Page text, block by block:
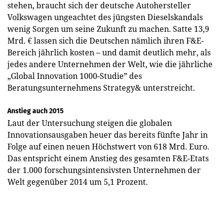
stehen, braucht sich der deutsche Autohersteller
Volkswagen ungeachtet des jüngsten Dieselskandals
wenig Sorgen um seine Zukunft zu machen. Satte 13,9
Mrd. € lassen sich die Deutschen nämlich ihren F&E-
Bereich jährlich kosten – und damit deutlich mehr, als
jedes andere Unternehmen der Welt, wie die jährliche
„Global Innovation 1000-Studie” des
Beratungsunternehmens Strategy& unterstreicht.
Anstieg auch 2015
Laut der Untersuchung steigen die globalen
Innovationsausgaben heuer das bereits fünfte Jahr in
Folge auf einen neuen Höchstwert von 618 Mrd. Euro.
Das entspricht einem Anstieg des gesamten F&E-Etats
der 1.000 forschungsintensivsten Unternehmen der
Welt gegenüber 2014 um 5,1 Prozent.